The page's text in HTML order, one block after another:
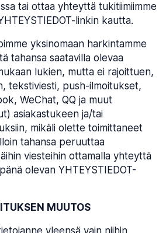
tai ottaa yhteyttä tukitiimiimme
linkin kautta.
yksinomaan harkintamme
tahansa saatavilla olevaa
lukien, mutta ei rajoittuen,
tekstiviesti, push-ilmoitukset,
WeChat, QQ ja muut
asiakastukeen ja/tai
mikäli olette toimittaneet
tahansa peruuttaa
viesteihin ottamalla yhteyttä
olevan YHTEYSTIEDOT-
MUUTOS
yleensä vain niihin